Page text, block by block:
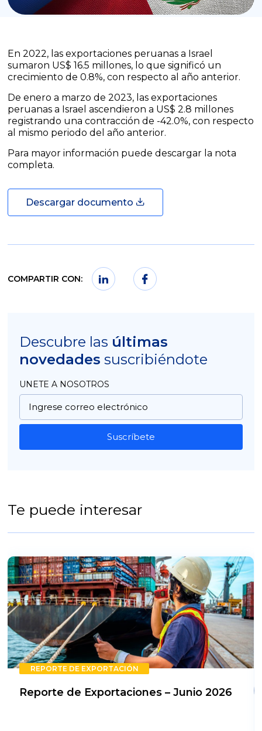
En 2022, las exportaciones peruanas a Israel
sumaron US$ 16.5 millones, lo que significó un
crecimiento de 0.8%, con respecto al año anterior.
De enero a marzo de 2023, las exportaciones
peruanas a Israel ascendieron a US$ 2.8 millones
registrando una contracción de -42.0%, con respecto
al mismo periodo del año anterior.
Para mayor información puede descargar la nota
completa.
Descargar documento
COMPARTIR CON:
Descubre las últimas
novedades suscribiéndote
UNETE A NOSOTROS
Suscríbete
Te puede interesar
REPORTE DE EXPORTACIÓN
Reporte de Exportaciones – Junio 2026